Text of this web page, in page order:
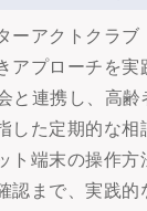
ーアクトクラブ
アプローチを実
と連携し、高齢
した定期的な相
ト端末の操作方
認まで、実践的